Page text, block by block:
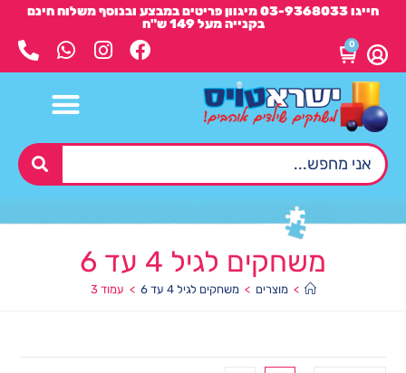
חייגו 03-9368033 מיגוון פריטים במבצע ובנוסף משלוח חינם
בקנייה מעל 149 ש"ח
0
משחקים לגיל 4 עד 6
> מוצרים > משחקים לגיל 4 עד 6 > עמוד 3